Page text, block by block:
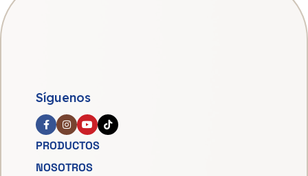
Síguenos
PRODUCTOS
NOSOTROS